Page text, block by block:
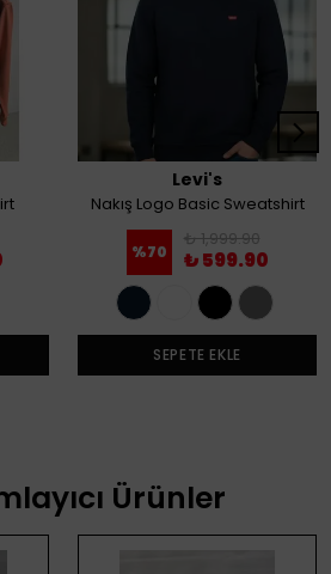
Levi's
Nakış Logo Basic Sweatshirt
%70
₺ 1,999.90
₺ 599.90
SEPETE EKLE
Ürünler